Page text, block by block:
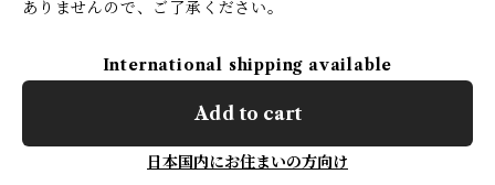
ありませんので、ご了承ください。
International shipping available
Add to cart
日本国内にお住まいの方向け